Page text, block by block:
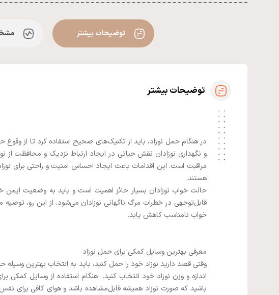
توضیحات بیشتر
توضیحات بیشتر
در هنگام حمل نوزاد، باید از تکنیک‌های صحیح استفاده کرد تا از
و نگهداری نوزادان نقش حیاتی در ایجاد ارتباط نزدیک و محافظت از
مراقبت است. این اقدامات باعث ایجاد احساس امنیت و راحتی برای
هستند.
حالت خواب نوزادان بسیار حائز اهمیت است و باید به وضعیت
قابل‌توجهی در خطرات مرگ ناگهانی نوزادان می‌شود. از این رو،
خواب نامناسب کاهش یابد.
معرفی بهترین وسایل کمکی برای حمل نوزاد
وقتی قصد دارید نوزاد خود را حمل کنید، باید به انتخاب بهترین
اندازه و وزن نوزاد خود انتخاب کنید. هنگام استفاده از وسایل کمکی
باشید که صورت نوزاد همیشه قابل‌مشاهده باشد و هوای کافی برای